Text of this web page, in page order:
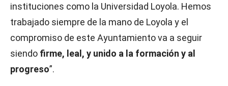
instituciones como la Universidad Loyola. Hemos
trabajado siempre de la mano de Loyola y el
compromiso de este Ayuntamiento va a seguir
siendo firme, leal, y unido a la formación y al
progreso”.